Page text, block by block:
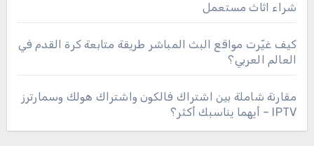
شراء اثاث مستعمل
كيف غيّرت مواقع البث المباشر طريقة متابعة كرة القدم في
العالم العربي؟
مقارنة شاملة بين اشتراك فالكون واشتراك هولك وسمارترز
IPTV – أيهما يناسبك أكثر؟